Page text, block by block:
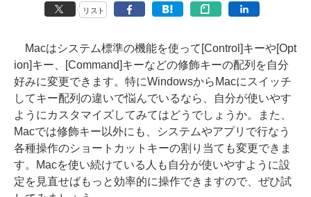
リスト
Macはシステム標準の機能を使って[Control]キーや[Opt
ion]キー、[Command]キーなどの修飾キーの配列を自分
好みに変更できます。特にWindowsからMacにスイッチ
してキー配列の違いで悩んでいるなら、自分が使いやす
ようにカスタマイズしてみてはどうでしょうか。また、
Macでは修飾キー以外にも、システムやアプリで行なう
各種操作のショートカットキーの割り当ても変更できま
す。Macを使い続けている人も自分が使いやすように設
定を見直せばもっと効率的に操作できますので、ぜひ試